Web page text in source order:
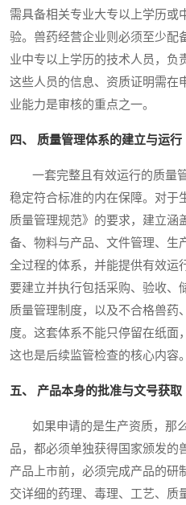
需具备相关专业大专以上学历或
验。兽药经营企业则必须至少配
业中专以上学历的技术人员，负
这些人员的信息、资质证明需在
业能力是审核的重点之一。
四、 质量管理体系的建立与运行
一套完整且有效运行的质量
稳定符合标准的内在保障。对于
质量管理规范》的要求，建立涵
备、物料与产品、文件管理、生
全过程的体系，并能提供有效运
要建立并执行包括采购、验收、
质量管理制度，以及不合格兽药
度。这套体系不能只停留在纸面
这也是后续监管检查的核心内容。
五、 产品本身的批准与文号获取
如果申请的是生产资质，那
品，都必须单独获得国家颁发的
产品上市前，必须完成产品的研
交详细的药理、毒理、工艺、质